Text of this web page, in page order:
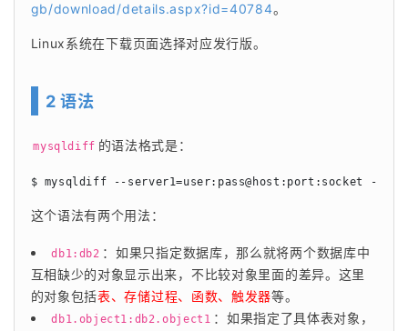
gb/download/details.aspx?id=40784。
Linux系统在下载页面选择对应发行版。
2 语法
mysqldiff 的语法格式是：
$ mysqldiff --server1=user:pass@host:port:socket --
这个语法有两个用法：
db1:db2 ：如果只指定数据库，那么就将两个数据库中
互相缺少的对象显示出来，不比较对象里面的差异。这里
的对象包括表、存储过程、函数、触发器等。
db1.object1:db2.object1 ：如果指定了具体表对象，